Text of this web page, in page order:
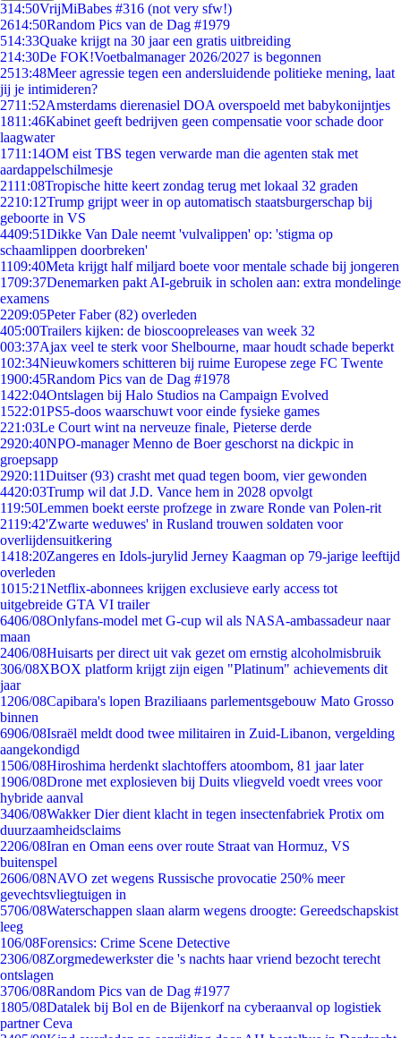
314:50VrijMiBabes #316 (not very sfw!)
2614:50Random Pics van de Dag #1979
514:33Quake krijgt na 30 jaar een gratis uitbreiding
214:30De FOK!Voetbalmanager 2026/2027 is begonnen
2513:48Meer agressie tegen een andersluidende politieke mening, laat
jij je intimideren?
2711:52Amsterdams dierenasiel DOA overspoeld met babykonijntjes
1811:46Kabinet geeft bedrijven geen compensatie voor schade door
laagwater
1711:14OM eist TBS tegen verwarde man die agenten stak met
aardappelschilmesje
2111:08Tropische hitte keert zondag terug met lokaal 32 graden
2210:12Trump grijpt weer in op automatisch staatsburgerschap bij
geboorte in VS
4409:51Dikke Van Dale neemt 'vulvalippen' op: 'stigma op
schaamlippen doorbreken'
1109:40Meta krijgt half miljard boete voor mentale schade bij jongeren
1709:37Denemarken pakt AI-gebruik in scholen aan: extra mondelinge
examens
2209:05Peter Faber (82) overleden
405:00Trailers kijken: de bioscoopreleases van week 32
003:37Ajax veel te sterk voor Shelbourne, maar houdt schade beperkt
102:34Nieuwkomers schitteren bij ruime Europese zege FC Twente
1900:45Random Pics van de Dag #1978
1422:04Ontslagen bij Halo Studios na Campaign Evolved
1522:01PS5-doos waarschuwt voor einde fysieke games
221:03Le Court wint na nerveuze finale, Pieterse derde
2920:40NPO-manager Menno de Boer geschorst na dickpic in
groepsapp
2920:11Duitser (93) crasht met quad tegen boom, vier gewonden
4420:03Trump wil dat J.D. Vance hem in 2028 opvolgt
119:50Lemmen boekt eerste profzege in zware Ronde van Polen-rit
2119:42'Zwarte weduwes' in Rusland trouwen soldaten voor
overlijdensuitkering
1418:20Zangeres en Idols-jurylid Jerney Kaagman op 79-jarige leeftijd
overleden
1015:21Netflix-abonnees krijgen exclusieve early access tot
uitgebreide GTA VI trailer
6406/08Onlyfans-model met G-cup wil als NASA-ambassadeur naar
maan
2406/08Huisarts per direct uit vak gezet om ernstig alcoholmisbruik
306/08XBOX platform krijgt zijn eigen "Platinum" achievements dit
jaar
1206/08Capibara's lopen Braziliaans parlementsgebouw Mato Grosso
binnen
6906/08Israël meldt dood twee militairen in Zuid-Libanon, vergelding
aangekondigd
1506/08Hiroshima herdenkt slachtoffers atoombom, 81 jaar later
1906/08Drone met explosieven bij Duits vliegveld voedt vrees voor
hybride aanval
3406/08Wakker Dier dient klacht in tegen insectenfabriek Protix om
duurzaamheidsclaims
2206/08Iran en Oman eens over route Straat van Hormuz, VS
buitenspel
2606/08NAVO zet wegens Russische provocatie 250% meer
gevechtsvliegtuigen in
5706/08Waterschappen slaan alarm wegens droogte: Gereedschapskist
leeg
106/08Forensics: Crime Scene Detective
2306/08Zorgmedewerkster die 's nachts haar vriend bezocht terecht
ontslagen
3706/08Random Pics van de Dag #1977
1805/08Datalek bij Bol en de Bijenkorf na cyberaanval op logistiek
partner Ceva